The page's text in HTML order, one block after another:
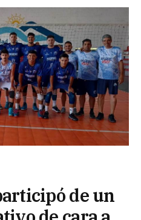
de un